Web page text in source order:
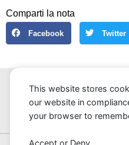
Comparti la nota
Facebook Twitter
This website stores
our website in
your browser to
Accept or Deny